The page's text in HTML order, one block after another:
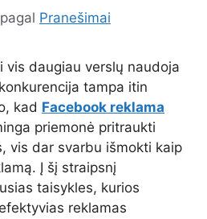
pagal Pranešimai
vis daugiau verslų naudoja
tampa itin
kad Facebook reklama
priemonė pritraukti
vis dar svarbu išmokti kaip
Į šį straipsnį
taisykles, kurios
reklamas